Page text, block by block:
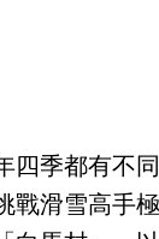
四季都有不
戰滑雪高手